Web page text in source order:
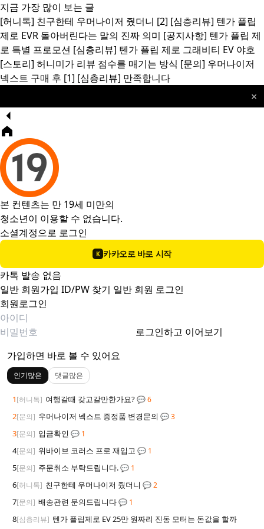
지금 가장 많이 보는 글
[허니톡] 친구한테 우머나이저 줬더니 [2] [심층리뷰] 텐가 플립
제로 EVR 돌아버린다는 말의 진짜 의미 [공지사항] 텐가 플립 제
로 특별 프로모션 [심층리뷰] 텐가 플립 제로 그래비티 EV 야호
[스토리] 허니미가 리뷰 점수를 매기는 방식 [문의] 우머나이저
넥스트 구매 후 [1] [심층리뷰] 만족합니다
×
본 컨텐츠는 만 19세 미만의
청소년이 이용할 수 없습니다.
소셜계정으로 로그인
K 카카오로 바로 시작
카톡 발송 없음
일반 회원가입 ID/PW 찾기 일반 회원 로그인
회원로그인
로그인하고 이어보기
가입하면 바로 볼 수 있어요
인기많은 댓글많은
1[허니톡] 여행갈때 갖고갈만한가요?💬 6
2[문의] 우머나이저 넥스트 증정품 변경문의 💬 3
3[문의] 입금확인 💬 1
4[문의] 위바이브 코러스 프로 재입고 💬 1
5[문의] 주문취소 부탁드립니다.💬 1
6[허니톡] 친구한테 우머나이저 줬더니 💬 2
7[문의] 배송관련 문의드립니다💬 1
8[심층리뷰] 텐가 플립제로 EV 25만 원짜리 진동 모터는 돈값을 할까